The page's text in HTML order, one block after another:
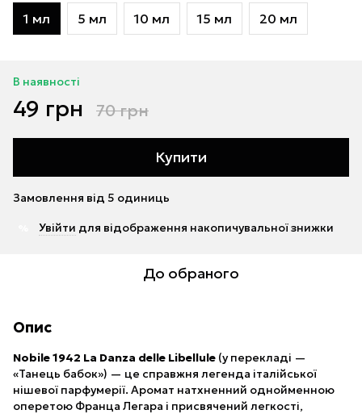
1 мл 5 мл 10 мл 15 мл 20 мл
В наявності
49 грн 70 грн
Купити
Замовлення від 5 одиниць
Увійти для відображення накопичувальної знижки
До обраного
Опис
Nobile 1942 La Danza delle Libellule (у перекладі —
«Танець бабок») — це справжня легенда італійської
нішевої парфумерії. Аромат натхненний однойменною
оперетою Франца Легара і присвячений легкості,